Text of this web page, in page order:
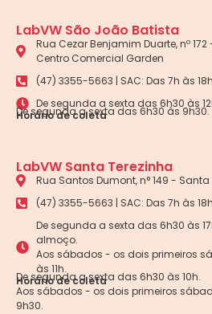
LabVW São João Batista
Rua Cezar Benjamim Duarte, nº
Centro Comercial Garden
(47) 3355-5663 | SAC: Das 7h às 18h
De segunda a sexta das 6h30 às
Horário de coleta
De segunda a sexta das 6h30 às 9h30.
LabVW Santa Terezinha
Rua Santos Dumont, n° 149 -
(47) 3355-5663 | SAC: Das 7h às 18h
De segunda a sexta das 6h30 às
almoço.
Aos sábados - os dois primeiros
às 11h.
Horário de coleta
De segunda a sexta das 6h30 às 10h.
Aos sábados - os dois primeiros
9h30.